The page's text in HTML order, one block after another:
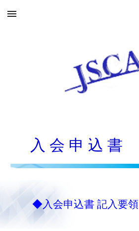
Skip to main content
入 会 申 込 書
◆入会申込書 記入要領